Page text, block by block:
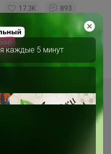
17.3K 893
1-7из7.
каждые 5 минут